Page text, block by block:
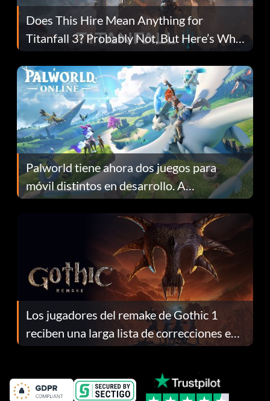
Does This Hire Mean Anything for
Titanfall 3? Probably Not, But Here’s Why
Fans Are Hopeful
Palworld tiene ahora dos juegos para
móvil distintos en desarrollo. A
continuación te explicamos por qué.
Los jugadores del remake de Gothic 1
reciben una larga lista de correcciones en
el parche 1.0.4